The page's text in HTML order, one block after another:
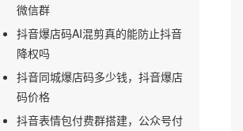
微信群
抖音爆店码AI混剪真的能防止抖音
降权吗
抖音同城爆店码多少钱，抖音爆店
码价格
抖音表情包付费群搭建，公众号付